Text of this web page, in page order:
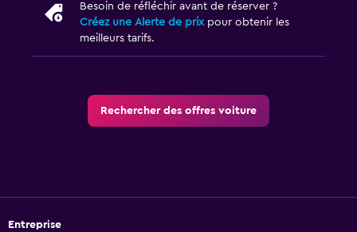
Besoin de réfléchir avant de réserver ?
Créez une Alerte de prixpour obtenir les
meilleurs tarifs.
Rechercher des offres voiture
Entreprise